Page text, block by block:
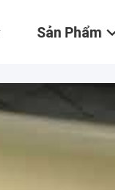
Sản Phẩm